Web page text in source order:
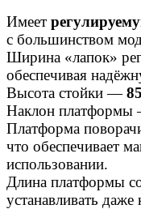
Имеет
с большинством
Ширина «лапок»
обеспечивая
Высота стойки —
Наклон
Платформа
что обеспечивает
использовании.
Длина платформы
устанавливать